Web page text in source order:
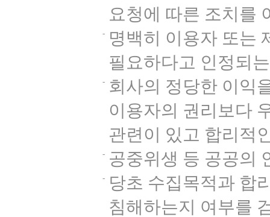
요청에 따른 조치를
명백히 이용자 또는
필요하다고 인정되
회사의 정당한 이익
이용자의 권리보다
관련이 있고 합리적
공중위생 등 공공의
당초 수집목적과 합
침해하는지 여부를